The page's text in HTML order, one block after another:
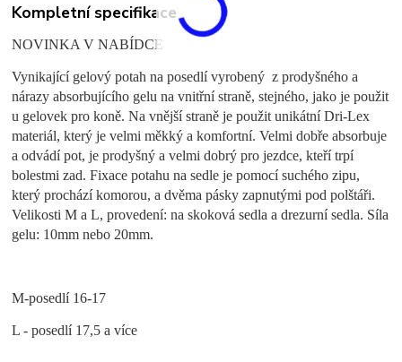
Kompletní specifikace
NOVINKA V NABÍDCE
Vynikající gelový potah na posedlí vyrobený z prodyšného a
nárazy absorbujícího gelu na vnitřní straně, stejného, jako je použit
u gelovek pro koně. Na vnější straně je použit unikátní Dri-Lex
materiál, který je velmi měkký a komfortní. Velmi dobře absorbuje
a odvádí pot, je prodyšný a velmi dobrý pro jezdce, kteří trpí
bolestmi zad. Fixace potahu na sedle je pomocí suchého zipu,
který prochází komorou, a dvěma pásky zapnutými pod polštáři.
Velikosti M a L, provedení: na skoková sedla a drezurní sedla. Síla
gelu: 10mm nebo 20mm.
M-posedlí 16-17
L - posedlí 17,5 a více